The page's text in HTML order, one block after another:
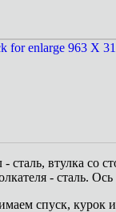
- сталь, втулка со
- сталь.
спуск, курок